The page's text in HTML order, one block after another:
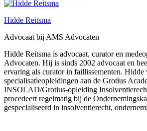
Hidde Reitsma
Advocaat bij AMS Advocaten
Hidde Reitsma is advocaat, curator en
Advocaten. Hij is sinds 2002 advocaat en
ervaring als curator in faillissementen.
specialisatieopleidingen aan de Grotius
INSOLAD/Grotius-opleiding
procedeert regelmatig bij de
gespecialiseerd in insolventierecht,